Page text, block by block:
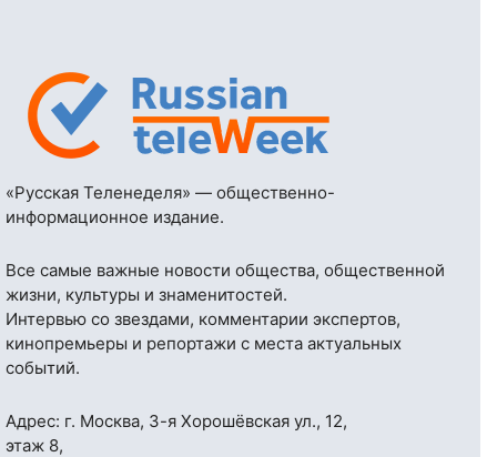
«Русская Теленеделя» — общественно-
информационное издание.
Все самые важные новости общества, общественной
жизни, культуры и знаменитостей.
Интервью со звездами, комментарии экспертов,
кинопремьеры и репортажи с места актуальных
событий.
Адрес: г. Москва, 3-я Хорошёвская ул., 12,
этаж 8,